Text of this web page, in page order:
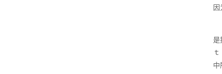
是
中